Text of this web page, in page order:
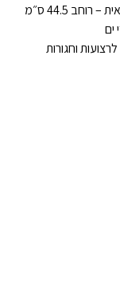
44.5 ס״מ
ים
וחגורות